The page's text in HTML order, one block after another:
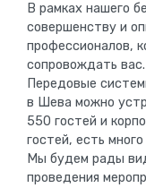
В рамках нашего
совершенству и
профессионалов,
сопровождать вас.
Передовые
в Шева можно
550 гостей и
гостей, есть много
Мы будем рады
проведения